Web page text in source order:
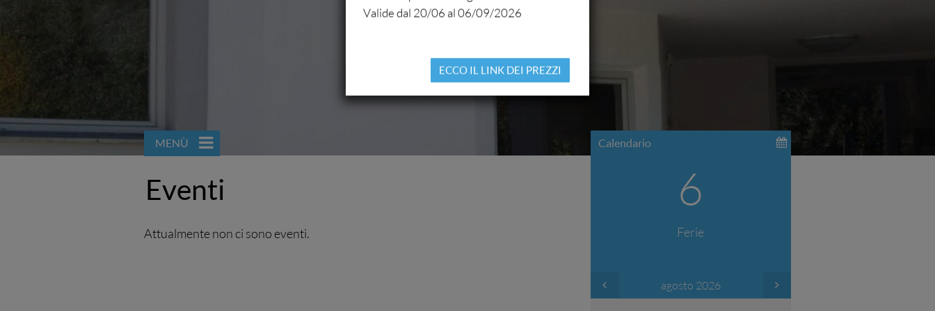
MENÙ
Eventi
Attualmente non ci sono eventi.
Calendario
6
Ferie
agosto 2026
Valide dal 20/06 al 06/09/2026
ECCO IL LINK DEI PREZZI